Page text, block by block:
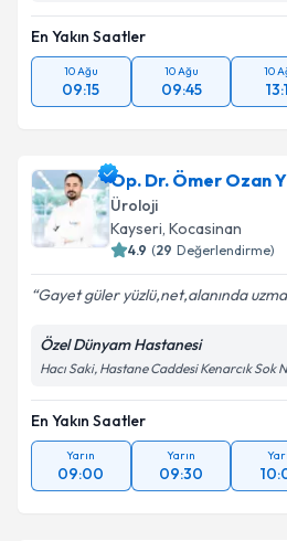
En Yakın Saatler
10 Ağu
09:15
10 Ağu
09:45
10
Op. Dr. Ömer Ozan
Üroloji
Kayseri, Kocasinan
4.9 (29 Değerlendirme)
Gayet güler yüzlü,net,alanında
Özel Dünyam Hastanesi
Hacı Saki, Hastane Caddesi Kenarcık Sok
En Yakın Saatler
Yarın
09:00
Yarın
09:30